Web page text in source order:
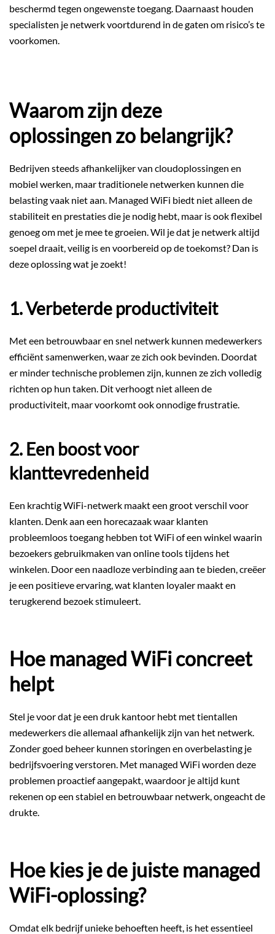
beschermd tegen ongewenste toegang. Daarnaast houden
specialisten je netwerk voortdurend in de gaten om risico’s te
voorkomen.
Waarom zijn deze
oplossingen zo belangrijk?
Bedrijven steeds afhankelijker van cloudoplossingen en
mobiel werken, maar traditionele netwerken kunnen die
belasting vaak niet aan. Managed WiFi biedt niet alleen de
stabiliteit en prestaties die je nodig hebt, maar is ook flexibel
genoeg om met je mee te groeien. Wil je dat je netwerk altijd
soepel draait, veilig is en voorbereid op de toekomst? Dan is
deze oplossing wat je zoekt!
1. Verbeterde productiviteit
Met een betrouwbaar en snel netwerk kunnen medewerkers
efficiënt samenwerken, waar ze zich ook bevinden. Doordat
er minder technische problemen zijn, kunnen ze zich volledig
richten op hun taken. Dit verhoogt niet alleen de
productiviteit, maar voorkomt ook onnodige frustratie.
2. Een boost voor
klanttevredenheid
Een krachtig WiFi-netwerk maakt een groot verschil voor
klanten. Denk aan een horecazaak waar klanten
probleemloos toegang hebben tot WiFi of een winkel waarin
bezoekers gebruikmaken van online tools tijdens het
winkelen. Door een naadloze verbinding aan te bieden, creëer
je een positieve ervaring, wat klanten loyaler maakt en
terugkerend bezoek stimuleert.
Hoe managed WiFi concreet
helpt
Stel je voor dat je een druk kantoor hebt met tientallen
medewerkers die allemaal afhankelijk zijn van het netwerk.
Zonder goed beheer kunnen storingen en overbelasting je
bedrijfsvoering verstoren. Met managed WiFi worden deze
problemen proactief aangepakt, waardoor je altijd kunt
rekenen op een stabiel en betrouwbaar netwerk, ongeacht de
drukte.
Hoe kies je de juiste managed
WiFi-oplossing?
Omdat elk bedrijf unieke behoeften heeft, is het essentieel